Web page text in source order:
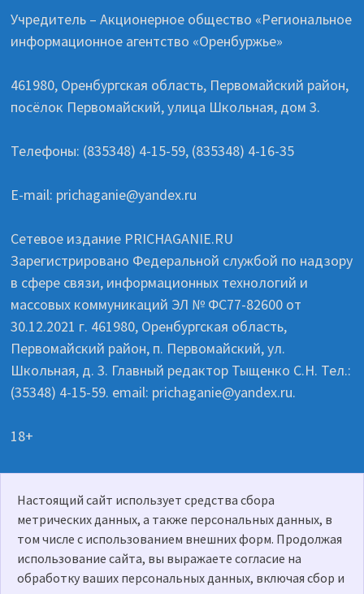
Учредитель – Акционерное общество «Региональное
информационное агентство «Оренбуржье»
461980, Оренбургская область, Первомайский район,
посёлок Первомайский, улица Школьная, дом 3.
Телефоны: (835348) 4-15-59, (835348) 4-16-35
E-mail: prichaganie@yandex.ru
Сетевое издание PRICHAGANIE.RU
Зарегистрировано Федеральной службой по надзору
в сфере связи, информационных технологий и
массовых коммуникаций ЭЛ № ФС77-82600 от
30.12.2021 г. 461980, Оренбургская область,
Первомайский район, п. Первомайский, ул.
Школьная, д. 3. Главный редактор Тыщенко С.Н. Тел.:
(35348) 4-15-59. email: prichaganie@yandex.ru.
18+
Политика о персональных данных
Настоящий сайт использует средства сбора
метрических данных, а также персональных данных, в
том числе с использованием внешних форм. Продолжая
использование сайта, вы выражаете согласие на
обработку ваших персональных данных, включая сбор и